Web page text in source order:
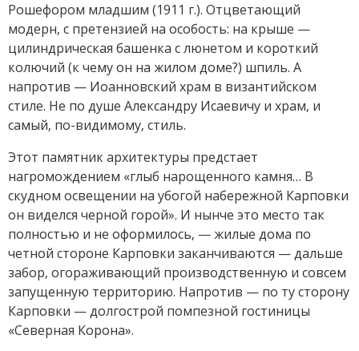
Рошефором младшим (1911 г.). Отцветающий
модерн, с претензией на особость: на крыше —
цилиндрическая башенка с люнетом и короткий
колючий (к чему он на жилом доме?) шпиль. А
напротив — Иоанновский храм в византийском
стиле. Не по душе Александру Исаевичу и храм, и
самый, по-видимому, стиль.
Этот памятник архитектуры предстает
нагромождением «глыб нарощенного камня… В
скудном освещении на убогой набережной Карповки
он виделся черной горой». И нынче это место так
полностью и не оформилось, — жилые дома по
четной стороне Карповки заканчиваются — дальше
забор, огораживающий производственную и совсем
запущенную территорию. Напротив — по ту сторону
Карповки — долгострой помпезной гостиницы
«Северная Корона».